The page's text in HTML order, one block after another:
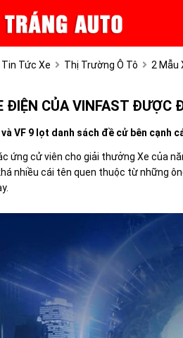
Tin Tức Xe Thị Trường Ô Tô 2 Mẫu
ĐIỆN CỦA VINFAST ĐƯỢC
và VF 9 lọt danh sách đề cử bên cạnh
ứng cử viên cho giải thưởng Xe của
nhiều cái tên quen thuộc từ những